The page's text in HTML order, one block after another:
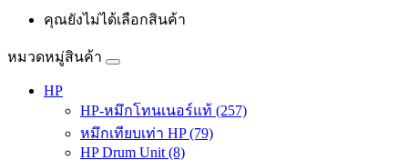
คุณยังไม่ได้เลือกสินค้า
หมวดหมู่สินค้า
HP
HP-หมึกโทนเนอร์แท้ (257)
หมึกเทียบเท่า HP (79)
HP Drum Unit (8)